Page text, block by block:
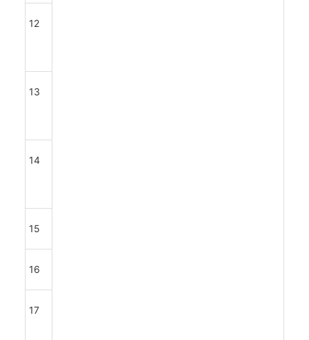
12
13
14
15
16
17